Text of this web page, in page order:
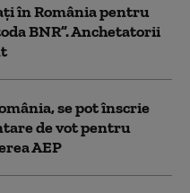
în România pentru
BNR”. Anchetatorii
se pot înscrie
de vot pentru
AEP